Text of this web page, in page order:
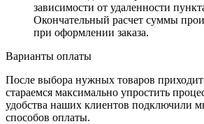
зависимости от удаленности
Окончательный расчет суммы
при оформлении заказа.
Варианты оплаты
После выбора нужных товаров
стараемся максимально упростить
удобства наших клиентов подключили
способов оплаты.